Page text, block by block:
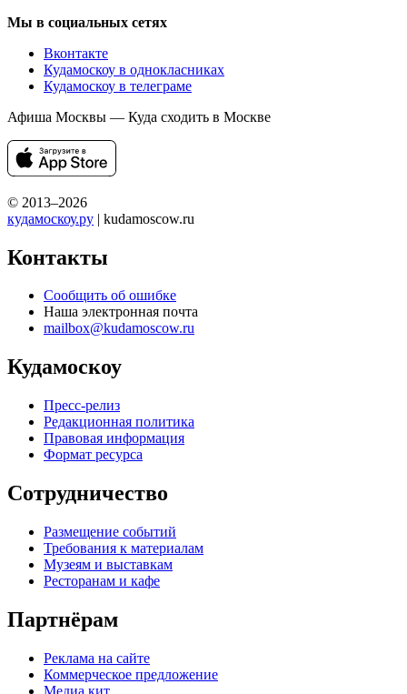
Мы в социальных сетях
Вконтакте
Кудамоскоу в однокласниках
Кудамоскоу в телеграме
Афиша Москвы — Куда сходить в Москве
© 2013–2026
кудамоскоу.ру | kudamoscow.ru
Контакты
Сообщить об ошибке
Наша электронная почта
mailbox@kudamoscow.ru
Кудамоскоу
Пресс-релиз
Редакционная политика
Правовая информация
Формат ресурса
Сотрудничество
Размещение событий
Требования к материалам
Музеям и выставкам
Ресторанам и кафе
Партнёрам
Реклама на сайте
Коммерческое предложение
Медиа кит